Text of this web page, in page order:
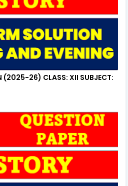
(2025-26) CLASS: XII SUBJECT: